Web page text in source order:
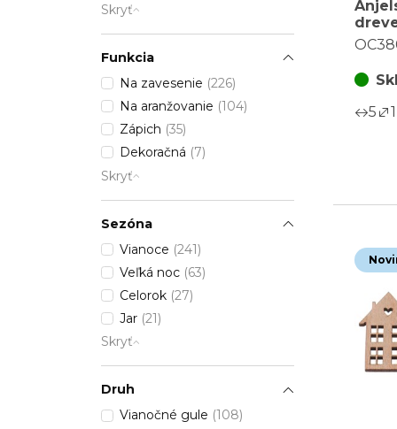
Skryť
Funkcia
Na zavesenie (226)
Na aranžovanie (104)
Zápich (35)
Dekoračná (7)
Skryť
Sezóna
Vianoce (241)
Veľká noc (63)
Celorok (27)
Jar (21)
Skryť
Druh
Vianočné gule (108)
cena
5
1